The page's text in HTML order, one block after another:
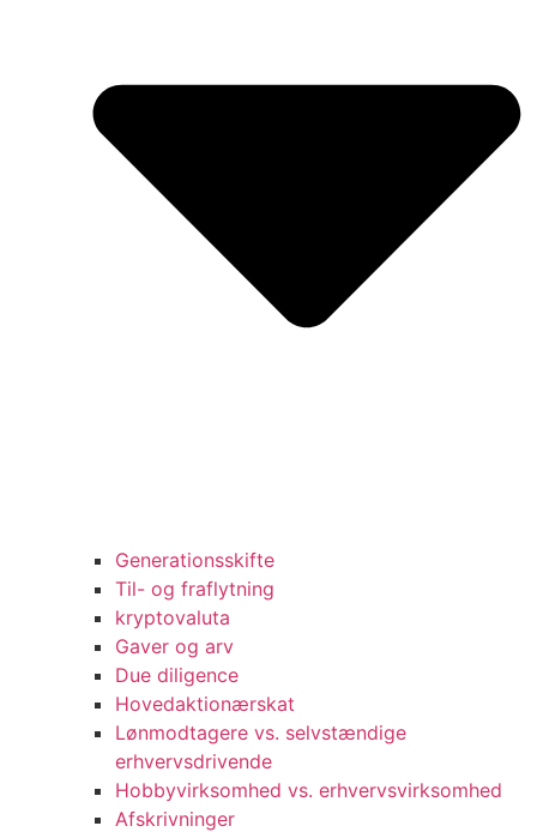
Generationsskifte
Til- og fraflytning
kryptovaluta
Gaver og arv
Due diligence
Hovedaktionærskat
Lønmodtagere vs. selvstændige
erhvervsdrivende
Hobbyvirksomhed vs. erhvervsvirksomhed
Afskrivninger